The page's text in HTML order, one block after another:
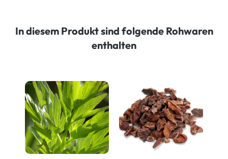
In diesem Produkt sind folgende Rohwaren
enthalten